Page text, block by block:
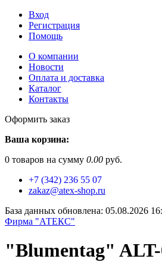
Вход
Регистрация
Помощь
О компании
Новости
Оплата и доставка
Каталог
Контакты
Оформить заказ
Ваша корзина:
0 товаров на сумму 0.00 руб.
+7 (342) 236 55 07
zakaz@atex-shop.ru
База данных обновлена: 05.08.2026
Фирма "АТЕКС"
"Blumentag"